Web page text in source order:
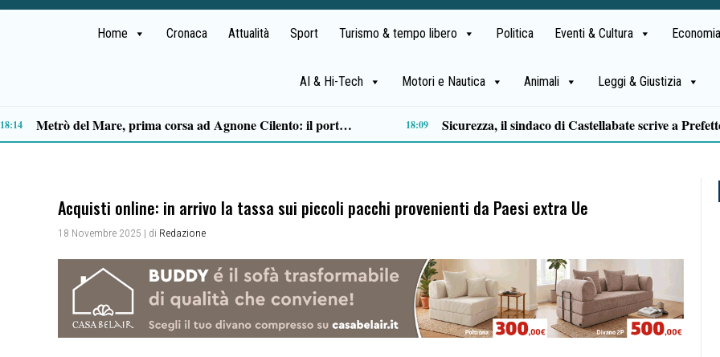
Home Cronaca Attualità Sport Turismo & tempo libero Politica Eventi & Cultura
AI & Hi-Tech Motori e Nautica Animali Leggi & Giustizia
Capaccio Paestum spazio di legalità: oltre 43 ettari di beni confiscati destinati a progetti sociali 14:14 Approvazione assestamento di bilancio, M5S Campania: «Più investimenti per servizi, territori e imprese» 14:11
Acquisti online: in arrivo la tassa sui piccoli pacchi provenienti da Paesi extra Ue
18 Novembre 2025 | di Redazione